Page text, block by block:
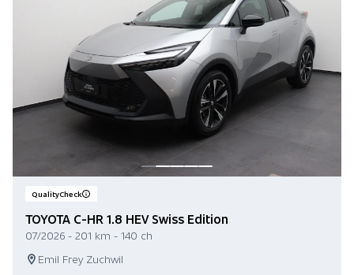
QualityCheck
TOYOTA C-HR 1.8 HEV Swiss Edition
07/2026 - 201 km - 140 ch
Emil Frey Zuchwil